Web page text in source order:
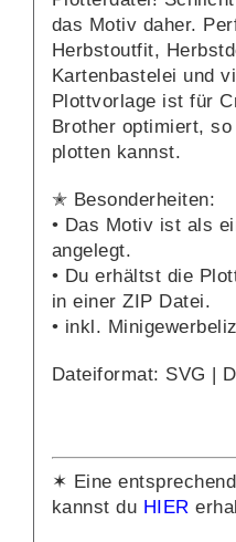
das Motiv daher.
Herbstoutfit,
Kartenbastelei und
Plottvorlage ist für
Brother optimiert,
plotten kannst.
✭ Besonderheiten:
• Das Motiv ist als
angelegt.
• Du erhältst die
in einer ZIP Datei.
• inkl.
Dateiformat: SVG |
✶ Eine
kannst du HIER